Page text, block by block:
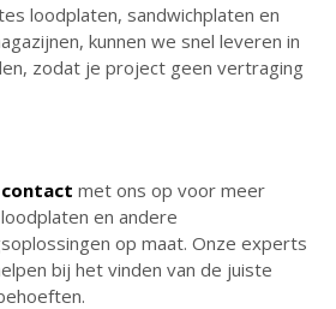
loodplaten, sandwichplaten en
kunnen we snel leveren in
zodat je project geen vertraging
met ons op voor meer
en andere
op maat. Onze experts
bij het vinden van de juiste